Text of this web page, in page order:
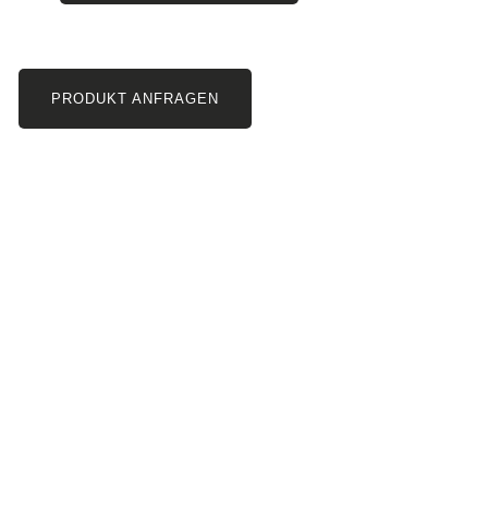
PRODUKT ANFRAGEN